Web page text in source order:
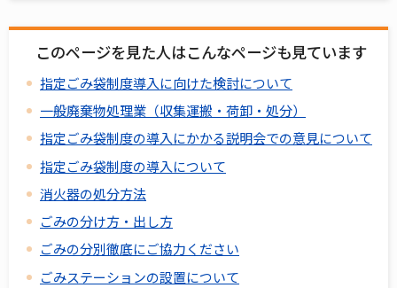
このページを見た人はこんなページも見ています
指定ごみ袋制度導入に向けた検討について
一般廃棄物処理業（収集運搬・荷卸・処分）
指定ごみ袋制度の導入にかかる説明会での意見について
指定ごみ袋制度の導入について
消火器の処分方法
ごみの分け方・出し方
ごみの分別徹底にご協力ください
ごみステーションの設置について